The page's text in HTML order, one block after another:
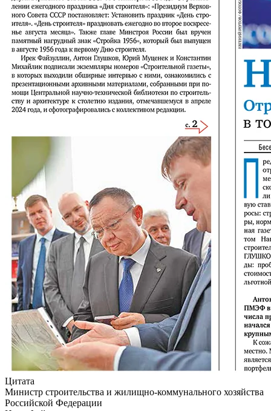
Цитата
Министр строительства и жилищно-коммунального хозяйства
Российской Федерации